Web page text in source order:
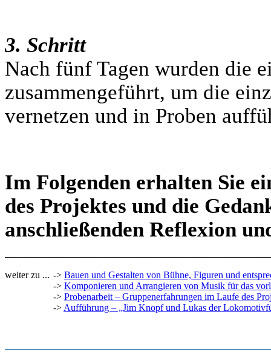
3. Schritt
Nach fünf Tagen wurden die
zusammengeführt, um die
vernetzen und in Proben
Im Folgenden erhalten Sie
des Projektes und die
anschließenden Reflexion
weiter zu ... -> Bauen und Gestalten von Bühne, Figuren und
-> Komponieren und Arrangieren von Musik für das
-> Probenarbeit – Gruppenerfahrungen im Laufe des
-> Aufführung – „Jim Knopf und Lukas der